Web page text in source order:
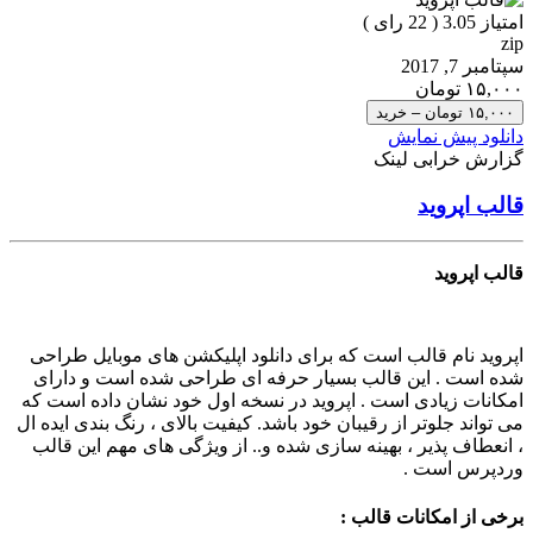
امتیاز 3.05 ( 22 رای )
zip
سپتامبر 7, 2017
۱۵,۰۰۰ تومان
۱۵,۰۰۰ تومان – خرید
دانلود پیش نمایش
گزارش خرابی لینک
قالب اپروید
قالب اپروید
اپروید نام قالب است که برای دانلود اپلیکشن های موبایل طراحی
شده است . این قالب بسیار حرفه ای طراحی شده است و دارای
امکانات زیادی است . اپروید در نسخه اول خود نشان داده است که
می تواند جلوتر از رقیبان خود باشد. کیفیت بالای ، رنگ بندی ایده ال
، انعطاف پذیر ، بهینه سازی شده و.. از ویژگی های مهم این قالب
وردپرس است .
برخی از امکانات قالب :